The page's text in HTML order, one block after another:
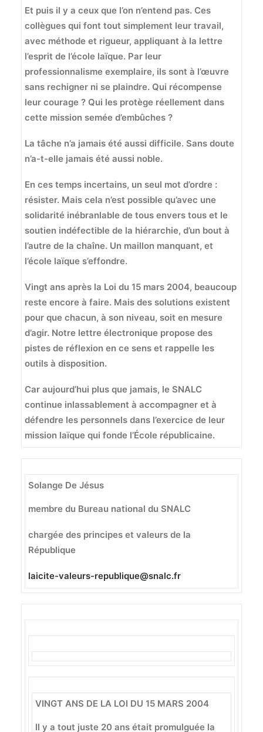
Et puis il y a ceux que l’on n’entend pas. Ces
collègues qui font tout simplement leur travail,
avec méthode et rigueur, appliquant à la lettre
l’esprit de l’école laïque. Par leur
professionnalisme exemplaire, ils sont à l’œuvre
sans rechigner ni se plaindre. Qui récompense
leur courage ? Qui les protège réellement dans
cette mission semée d’embûches ?
La tâche n’a jamais été aussi difficile. Sans doute
n’a-t-elle jamais été aussi noble.
En ces temps incertains, un seul mot d’ordre :
résister. Mais cela n’est possible qu’avec une
solidarité inébranlable de tous envers tous et le
soutien indéfectible de la hiérarchie, d’un bout à
l’autre de la chaîne. Un maillon manquant, et
l’école laïque s’effondre.
Vingt ans après la Loi du 15 mars 2004, beaucoup
reste encore à faire. Mais des solutions existent
pour que chacun, à son niveau, soit en mesure
d’agir. Notre lettre électronique propose des
pistes de réflexion en ce sens et rappelle les
outils à disposition.
Car aujourd’hui plus que jamais, le SNALC
continue inlassablement à accompagner et à
défendre les personnels dans l’exercice de leur
mission laïque qui fonde l’École républicaine.
Solange De Jésus
membre du Bureau national du SNALC
chargée des principes et valeurs de la
République
laicite-valeurs-republique@snalc.fr
VINGT ANS DE LA LOI DU 15 MARS 2004
Il y a tout juste 20 ans était promulguée la